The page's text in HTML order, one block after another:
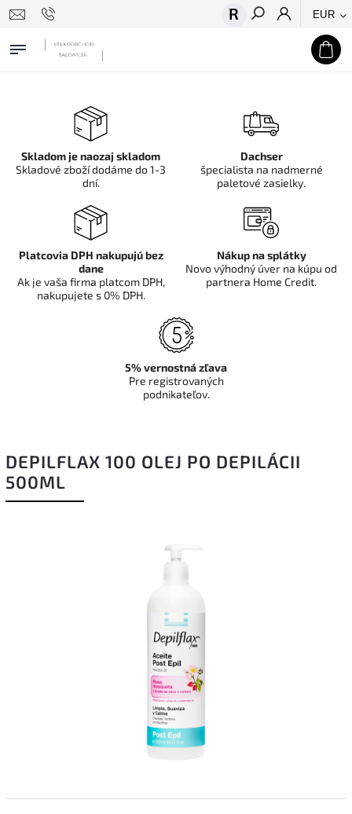
EUR
Hľadať
DEPILFLAX 100 OLEJ PO DEPILÁCII
500ML
Skladom je naozaj skladom
Skladové zboží dodáme do 1-3
dní.
Dachser
špecialista na nadmerné
paletové zasielky.
Platcovia DPH nakupujú bez
dane
Ak je vaša firma platcom DPH,
nakupujete s 0% DPH.
Nákup na splátky
Novo výhodný úver na kúpu od
partnera Home Credit.
5% vernostná zľava
Pre registrovaných
podnikateľov.